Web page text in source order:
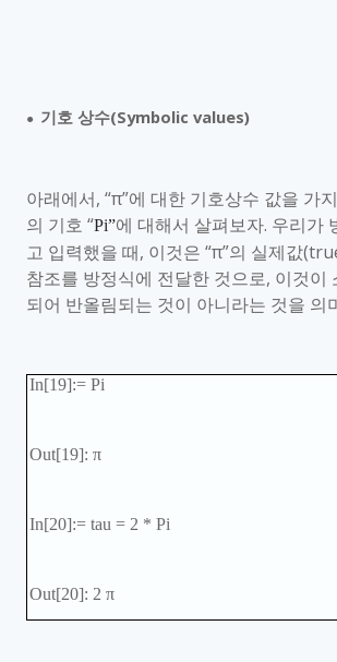
● 기호 상수(Symbolic values)
아래에서, “π”에 대한 기호상수 값을 가
의 기호 “Pi”에 대해서 살펴보자. 우리가
고 입력했을 때, 이것은 “π”의 실제값(
참조를 방정식에 전달한 것으로, 이것이
되어 반올림되는 것이 아니라는 것을 의
In[19]:= Pi
Out[19]: π
In[20]:= tau = 2 * Pi
Out[20]: 2 π